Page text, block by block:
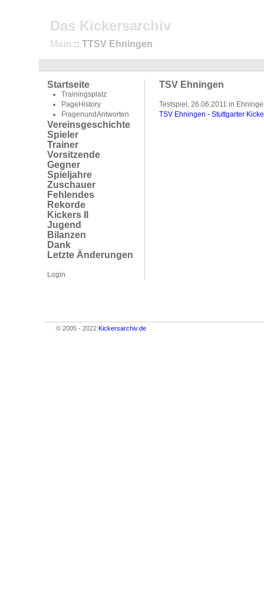
Das Kickersarchiv
Main :: TTSV Ehningen
Startseite
Trainingsplatz
PageHistory
FragenundAntworten
Vereinsgeschichte
Spieler
Trainer
Vorsitzende
Gegner
Spieljahre
Zuschauer
Fehlendes
Rekorde
Kickers II
Jugend
Bilanzen
Dank
Letzte Änderungen
Login
TSV Ehningen
Testspiel, 26.06.2011 in
TSV Ehningen - Stuttgarter
© 2005 - 2022 Kickersarchiv.de